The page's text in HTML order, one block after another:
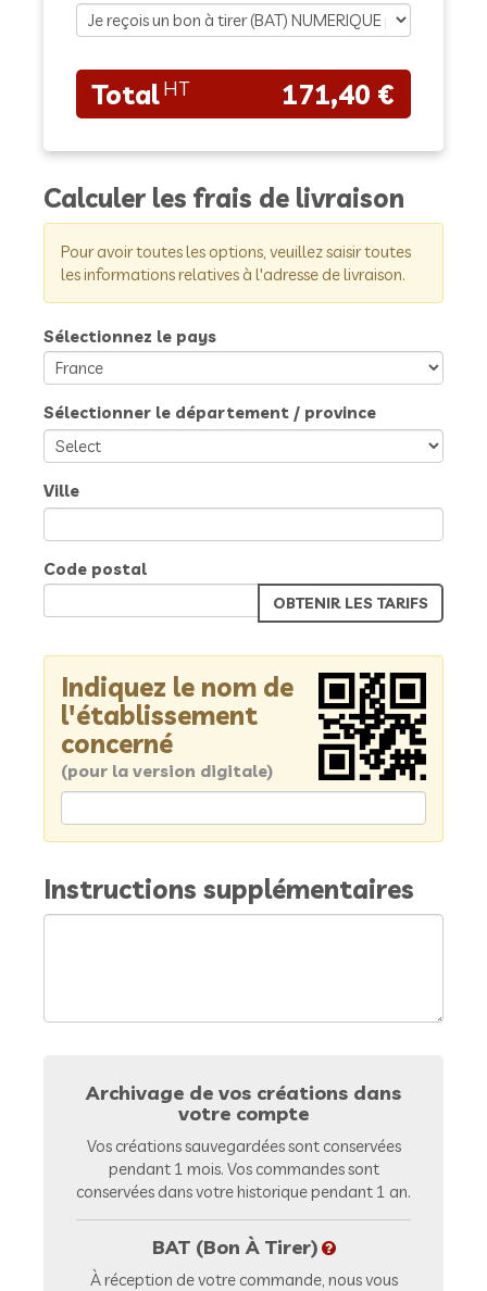
171,40 €
Calculer les frais de livraison
Pour avoir toutes les options, veuillez saisir toutes
les informations relatives à l'adresse de livraison.
Sélectionnez le pays
Sélectionner le département / province
Ville
Code postal
Indiquez le nom de
l'établissement
concerné
(pour la version digitale)
Instructions supplémentaires
Archivage de vos créations dans
votre compte
Vos créations sauvegardées sont conservées
pendant 1 mois. Vos commandes sont
conservées dans votre historique pendant 1 an.
BAT (Bon À Tirer)
À réception de votre commande, nous vous